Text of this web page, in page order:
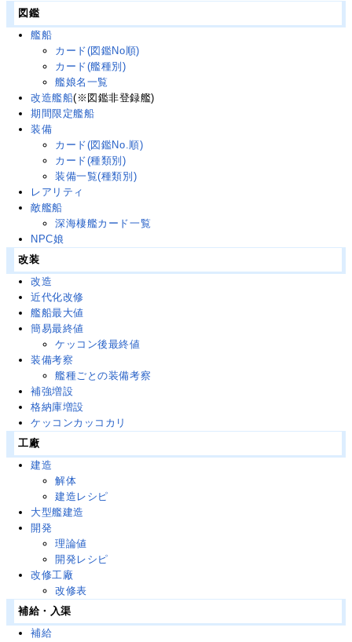
図鑑
艦船
カード(図鑑No順)
カード(艦種別)
艦娘名一覧
改造艦船(※図鑑非登録艦)
期間限定艦船
装備
カード(図鑑No.順)
カード(種類別)
装備一覧(種類別)
レアリティ
敵艦船
深海棲艦カード一覧
NPC娘
改装
改造
近代化改修
艦船最大値
簡易最終値
ケッコン後最終値
装備考察
艦種ごとの装備考察
補強増設
格納庫増設
ケッコンカッコカリ
工廠
建造
解体
建造レシピ
大型艦建造
開発
理論値
開発レシピ
改修工廠
改修表
補給・入渠
補給